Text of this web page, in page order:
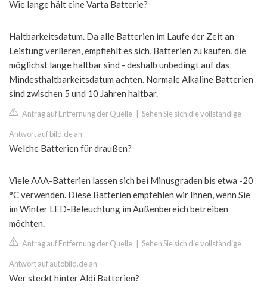
Wie lange hält eine Varta Batterie?
Haltbarkeitsdatum. Da alle Batterien im Laufe der Zeit an
Leistung verlieren, empfiehlt es sich, Batterien zu kaufen, die
möglichst lange haltbar sind - deshalb unbedingt auf das
Mindesthaltbarkeitsdatum achten. Normale Alkaline Batterien
sind zwischen 5 und 10 Jahren haltbar.
Antrag auf Entfernung der Quelle Sehen Sie sich die vollständige
Antwort auf bild.de an
Welche Batterien für draußen?
Viele AAA-Batterien lassen sich bei Minusgraden bis etwa -20
°C verwenden. Diese Batterien empfehlen wir Ihnen, wenn Sie
im Winter LED-Beleuchtung im Außenbereich betreiben
möchten.
Antrag auf Entfernung der Quelle Sehen Sie sich die vollständige
Antwort auf autobild.de an
Wer steckt hinter Aldi Batterien?